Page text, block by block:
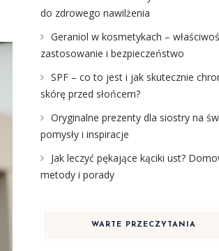
do zdrowego nawilżenia
Geraniol w kosmetykach –
zastosowanie i bezpieczeństwo
SPF – co to jest i jak skutecznie
skórę przed słońcem?
Oryginalne prezenty dla siostry na
pomysły i inspiracje
Jak leczyć pękające kąciki ust?
metody i porady
WARTE PRZECZYTANIA